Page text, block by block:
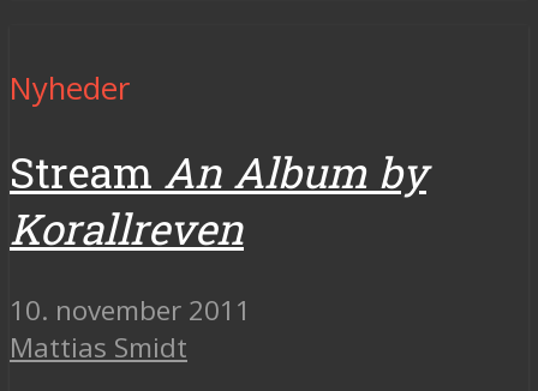
Nyheder
Stream An Album by
Korallreven
10. november 2011
Mattias Smidt